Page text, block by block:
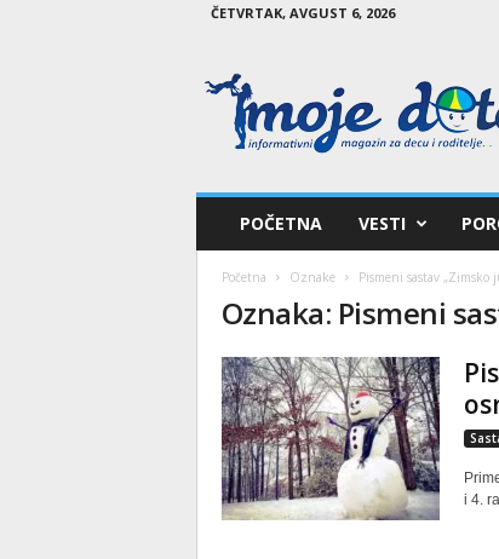
ČETVRTAK, AVGUST 6, 2026
o
POČETNA VESTI
Početna Oznake Pismeni sastav „Zimsko
Oznaka: Pismeni
i 4.